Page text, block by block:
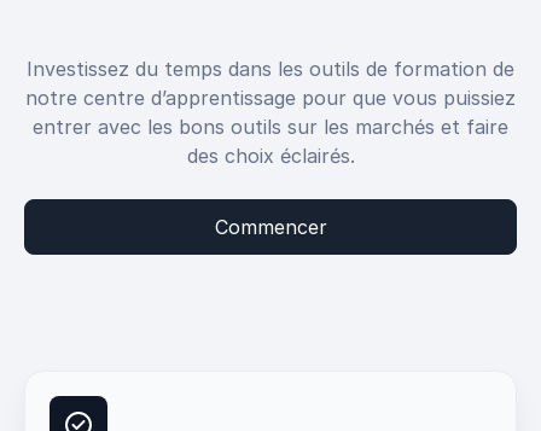
Investissez du temps dans les outils de formation de
notre centre d’apprentissage pour que vous puissiez
entrer avec les bons outils sur les marchés et faire
des choix éclairés.
Commencer